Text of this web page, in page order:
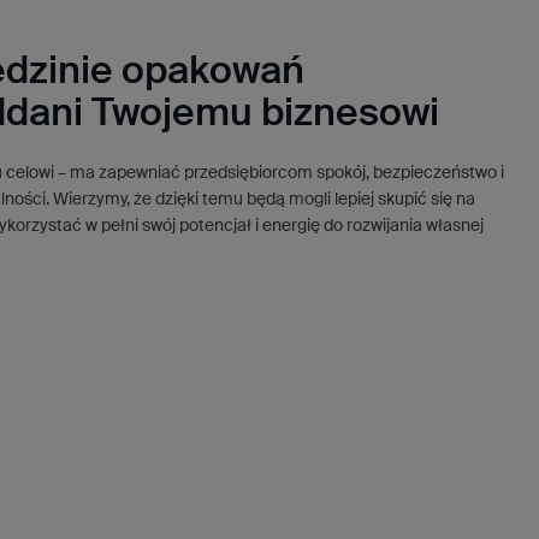
opakowań
Twojemu biznesowi
celowi – ma zapewniać przedsiębiorcom spokój, bezpieczeństwo i
Wierzymy, że dzięki temu będą mogli lepiej skupić się na
w pełni swój potencjał i energię do rozwijania własnej